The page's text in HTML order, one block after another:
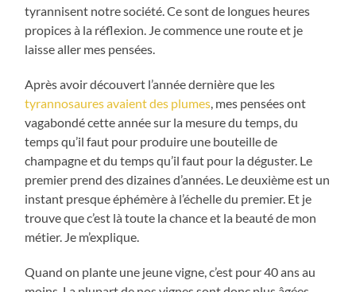
tyrannisent notre société. Ce sont de longues heures
propices à la réflexion. Je commence une route et je
laisse aller mes pensées.
Après avoir découvert l’année dernière que les
tyrannosaures avaient des plumes , mes pensées ont
vagabondé cette année sur la mesure du temps, du
temps qu’il faut pour produire une bouteille de
champagne et du temps qu’il faut pour la déguster. Le
premier prend des dizaines d’années. Le deuxième est un
instant presque éphémère à l’échelle du premier. Et je
trouve que c’est là toute la chance et la beauté de mon
métier. Je m’explique.
Quand on plante une jeune vigne, c’est pour 40 ans au